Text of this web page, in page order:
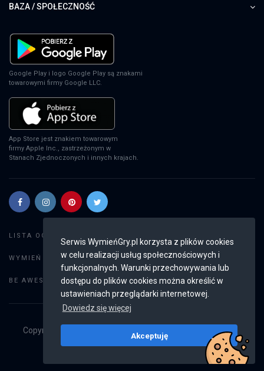
Serwis WymieńGry.pl korzysta z plików cookies
w celu realizacji usług społecznościowych i
funkcjonalnych. Warunki przechowywania lub
dostępu do plików cookies można określić w
ustawieniach przeglądarki internetowej.
Dowiedz się więcej
Akceptuję
BAZA / SPOŁECZNOŚĆ
Google Play i logo Google Play są znakami
towarowymi firmy Google LLC.
App Store jest znakiem towarowym
firmy Apple Inc., zastrzeżonym w
Stanach Zjednoczonych i innych krajach.
LISTA OGŁOSZEŃ:
WYMIEŃ GRY: Dodaj ogłoszenie
BE AWESOME: Weryfikacja konta
Copyright © 2019 - 2026
Wszystkie prawa
v2.8.2